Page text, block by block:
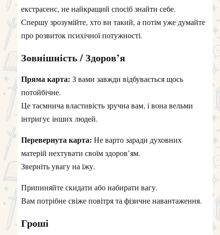
екстрасенс, не найкращий спосіб знайти себе.
Спершу зрозумійте, хто ви такий, а потім уже думайте
про розвиток психічної потужності.
Зовнішність / Здоров’я
Пряма карта: З вами завжди відбувається щось
потойбічне.
Це таємнича властивість зручна вам, і вона вельми
інтригує інших людей.
Перевернута карта: Не варто заради духовних
матерій нехтувати своїм здоров’ям.
Зверніть увагу на їжу.
Припиняйте скидати або набирати вагу.
Вам потрібне свіже повітря та фізичне навантаження.
Гроші